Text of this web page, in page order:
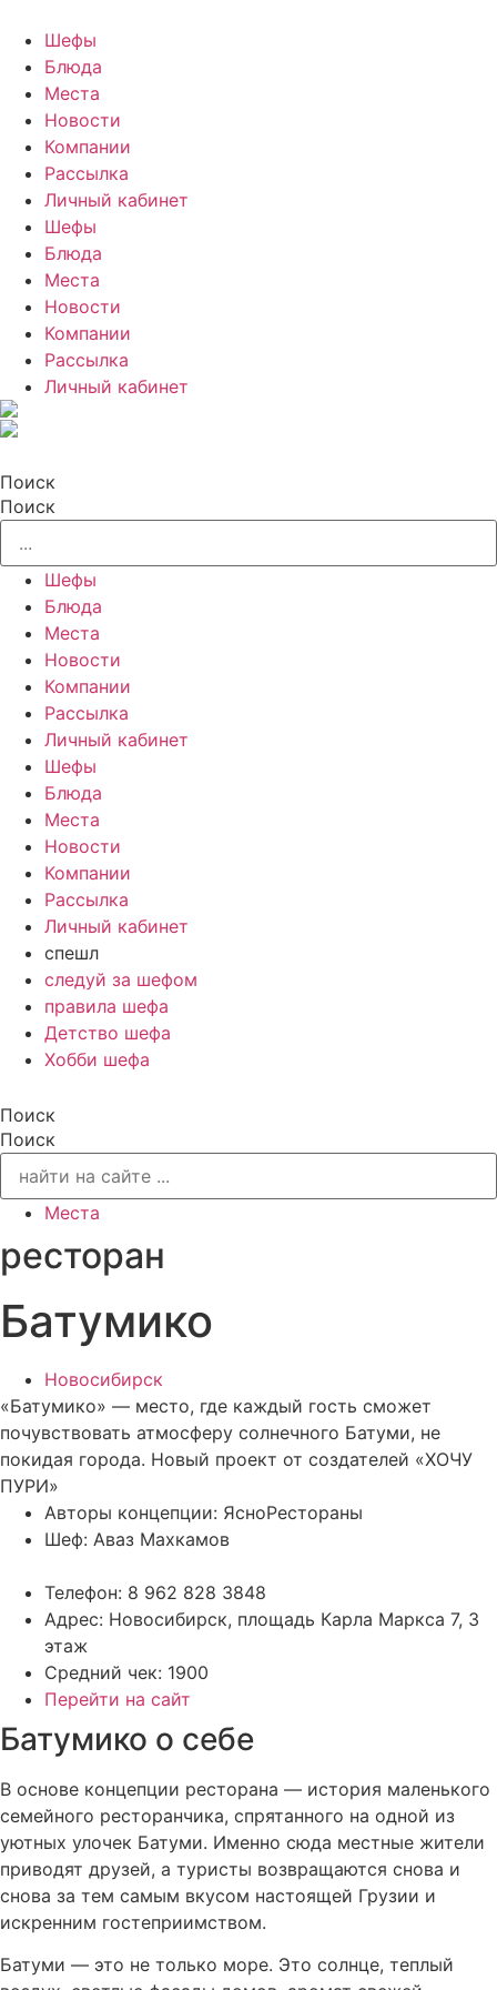
Шефы
Блюда
Места
Новости
Компании
Рассылка
Личный кабинет
Шефы
Блюда
Места
Новости
Компании
Рассылка
Личный кабинет
Поиск
Поиск
Шефы
Блюда
Места
Новости
Компании
Рассылка
Личный кабинет
Шефы
Блюда
Места
Новости
Компании
Рассылка
Личный кабинет
спешл
следуй за шефом
правила шефа
Детство шефа
Хобби шефа
Поиск
Поиск
Места
ресторан
Батумико
Новосибирск
«Батумико» — место, где каждый гость сможет
почувствовать атмосферу солнечного Батуми, не
покидая города. Новый проект от создателей «ХОЧУ
ПУРИ»
Авторы концепции: ЯсноРестораны
Шеф: Аваз Махкамов
Телефон: 8 962 828 3848
Адрес: Новосибирск, площадь Карла Маркса 7, 3
этаж
Средний чек: 1900
Перейти на сайт
Батумико о себе
В основе концепции ресторана — история маленького
семейного ресторанчика, спрятанного на одной из
уютных улочек Батуми. Именно сюда местные жители
приводят друзей, а туристы возвращаются снова и
снова за тем самым вкусом настоящей Грузии и
искренним гостеприимством.
Батуми — это не только море. Это солнце, теплый